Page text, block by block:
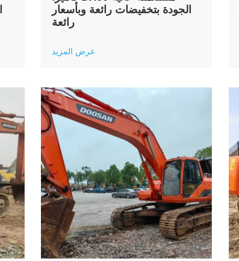
الجودة بتخفيضات رائعة وبأسعار
رائعة
عرض المزيد